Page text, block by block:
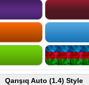
Qarışıq Auto (1.4) Style